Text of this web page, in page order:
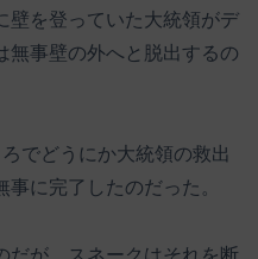
壁を登っていた大統領がデ
無事壁の外へと脱出するの
でどうにか大統領の救出
に完了したのだった。
だが、スネークはそれを断